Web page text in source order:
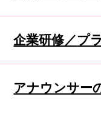
企業研修／プ
アナウンサー